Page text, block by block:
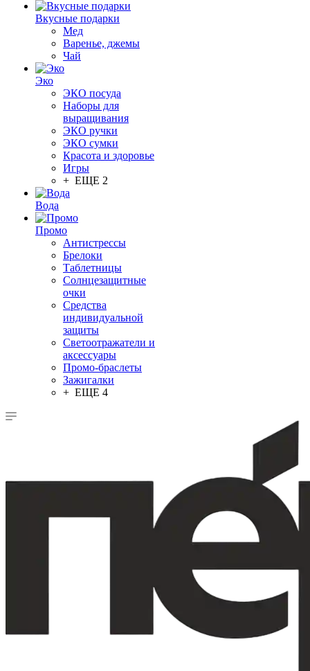
Вкусные подарки
Мед
Варенье, джемы
Чай
Эко
ЭКО посуда
Наборы для
выращивания
ЭКО ручки
ЭКО сумки
Красота и здоровье
Игры
+ ЕЩЕ 2
Вода
Промо
Антистрессы
Брелоки
Таблетницы
Солнцезащитные
очки
Средства
индивидуальной
защиты
Светоотражатели и
аксессуары
Промо-браслеты
Зажигалки
+ ЕЩЕ 4